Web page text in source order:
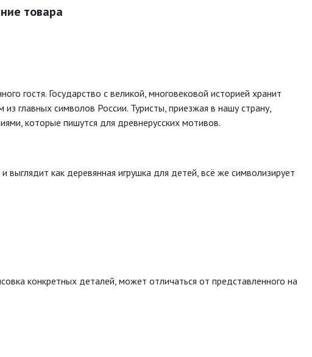
товара
гостя. Государство с великой, многовековой историей хранит
из главных символов России. Туристы, приезжая в нашу страну,
которые пишутся для древнерусских мотивов.
как деревянная игрушка для детей, всё же символизирует
конкретных деталей, может отличаться от представленного на